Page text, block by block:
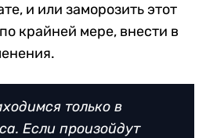
и или заморозить этот
крайней мере, внести в
только в
Если произойдут